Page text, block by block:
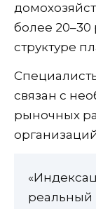
более 20–30
структуре
связан с
рыночных
реальный